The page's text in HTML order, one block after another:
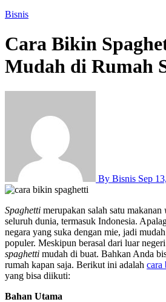
Bisnis
Cara Bikin
Mudah di Rumah
By Bisnis Sep
Spaghetti merupakan salah satu makanan
seluruh dunia, termasuk Indonesia.
negara yang suka dengan mie, jadi
populer. Meskipun berasal dari luar
spaghetti mudah di buat. Bahkan Anda
rumah kapan saja. Berikut ini adalah cara
yang bisa diikuti:
Bahan Utama